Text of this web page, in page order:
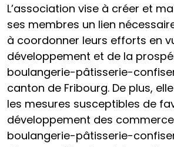
L’association vise à créer et
ses membres un lien
à coordonner leurs efforts en
développement et de la
boulangerie-pâtisserie-
canton de Fribourg. De plus,
les mesures susceptibles de
développement des
boulangerie-pâtisserie-